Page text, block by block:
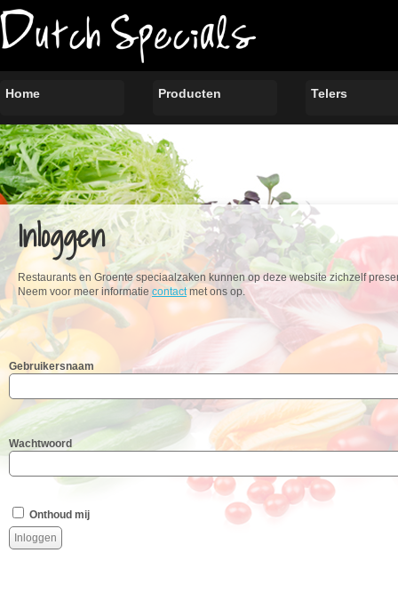
Home Producten Telers
Inloggen
Restaurants en Groente speciaalzaken kunnen op deze website zichzelf
Neem voor meer informatie contactmet ons op.
Gebruikersnaam
Wachtwoord
Onthoud mij